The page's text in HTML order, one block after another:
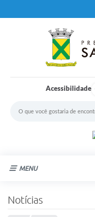
Acessibilidade
MENU
Notícias